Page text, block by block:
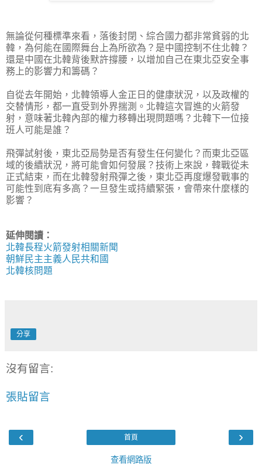
無論從何種標準來看，落後封閉、綜合國力都非常貧弱的北
韓，為何能在國際舞台上為所欲為？是中國控制不住北韓？
還是中國在北韓背後默許撐腰，以增加自己在東北亞安全事
務上的影響力和籌碼？
自從去年開始，北韓領導人金正日的健康狀況，以及政權的
交替情形，都一直受到外界揣測。北韓這次冒進的火箭發
射，意味著北韓內部的權力移轉出現問題嗎？北韓下一位接
班人可能是誰？
飛彈試射後，東北亞局勢是否有發生任何變化？而東北亞區
域的後續狀況，將可能會如何發展？技術上來說，韓戰從未
正式結束，而在北韓發射飛彈之後，東北亞再度爆發戰事的
可能性到底有多高？一旦發生或持續緊張，會帶來什麼樣的
影響？
延伸閱讀：
北韓長程火箭發射相關新聞
朝鮮民主主義人民共和國
北韓核問題
分享
沒有留言:
張貼留言
‹ ›
首頁
查看網路版